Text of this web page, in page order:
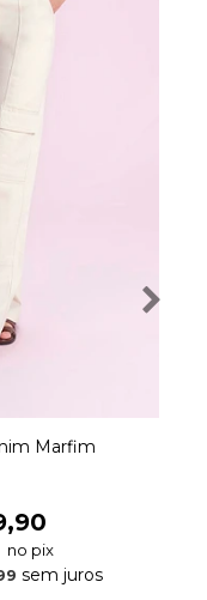
Marfim
no pix
sem juros